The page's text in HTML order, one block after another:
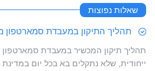
שאלות נפוצות
תהליך התיקון במעבדת
תהליך תיקון המכשיר במעבדת סמארטפון
ייחודית, שלא נתקלים בא בכל יום במדינת